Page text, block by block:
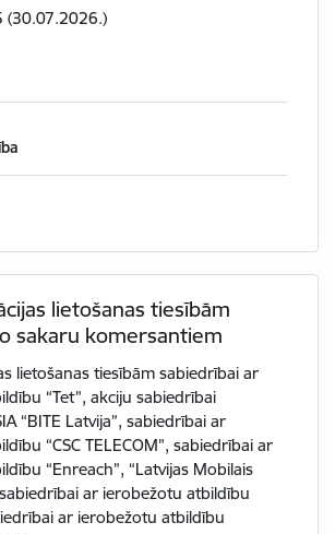
(30.07.2026.)
lietošanas tiesībām
sakaru komersantiem
lietošanas tiesībām sabiedrībai ar
“Tet”, akciju sabiedrībai
“BITE Latvija”, sabiedrībai ar
“CSC TELECOM”, sabiedrībai ar
“Enreach”, “Latvijas Mobilais
ar ierobežotu atbildību
ar ierobežotu atbildību